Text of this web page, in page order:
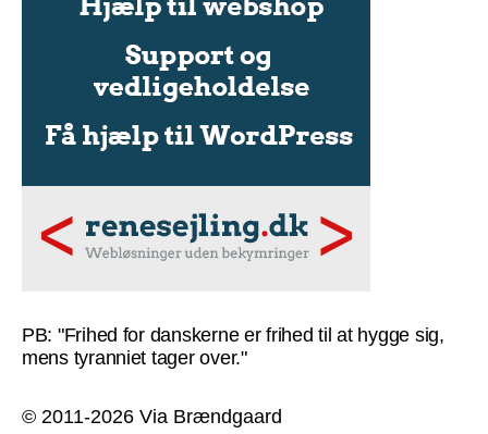
PB: "Frihed for danskerne er frihed til at hygge sig,
mens tyranniet tager over."
© 2011-2026 Via Brændgaard